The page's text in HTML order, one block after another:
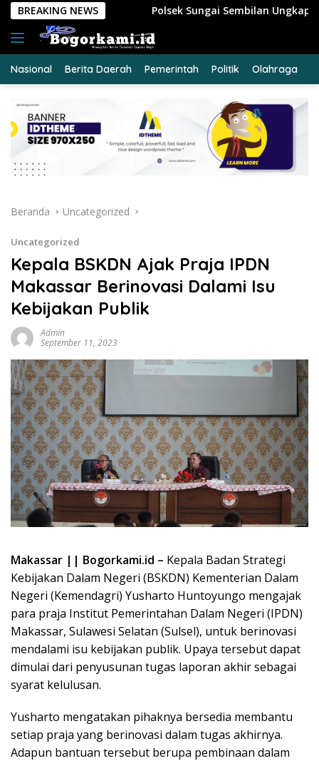
Langsung
konten
BREAKING NEWS
Polsek Sungai Sembilan Ungkap Kasus Dugaan Percobaan
Nasional Berita Daerah Pemerintah Politik Olahraga
Beranda Uncategorized
Uncategorized
Kepala BSKDN Ajak Praja IPDN
Makassar Berinovasi Dalami Isu
Kebijakan Publik
Admin
September 11, 2023
Makassar || Bogorkami.id – Kepala Badan Strategi
Kebijakan Dalam Negeri (BSKDN) Kementerian Dalam
Negeri (Kemendagri) Yusharto Huntoyungo mengajak
para praja Institut Pemerintahan Dalam Negeri (IPDN)
Makassar, Sulawesi Selatan (Sulsel), untuk berinovasi
mendalami isu kebijakan publik. Upaya tersebut dapat
dimulai dari penyusunan tugas laporan akhir sebagai
syarat kelulusan.
Yusharto mengatakan pihaknya bersedia membantu
setiap praja yang berinovasi dalam tugas akhirnya.
Adapun bantuan tersebut berupa pembinaan dalam